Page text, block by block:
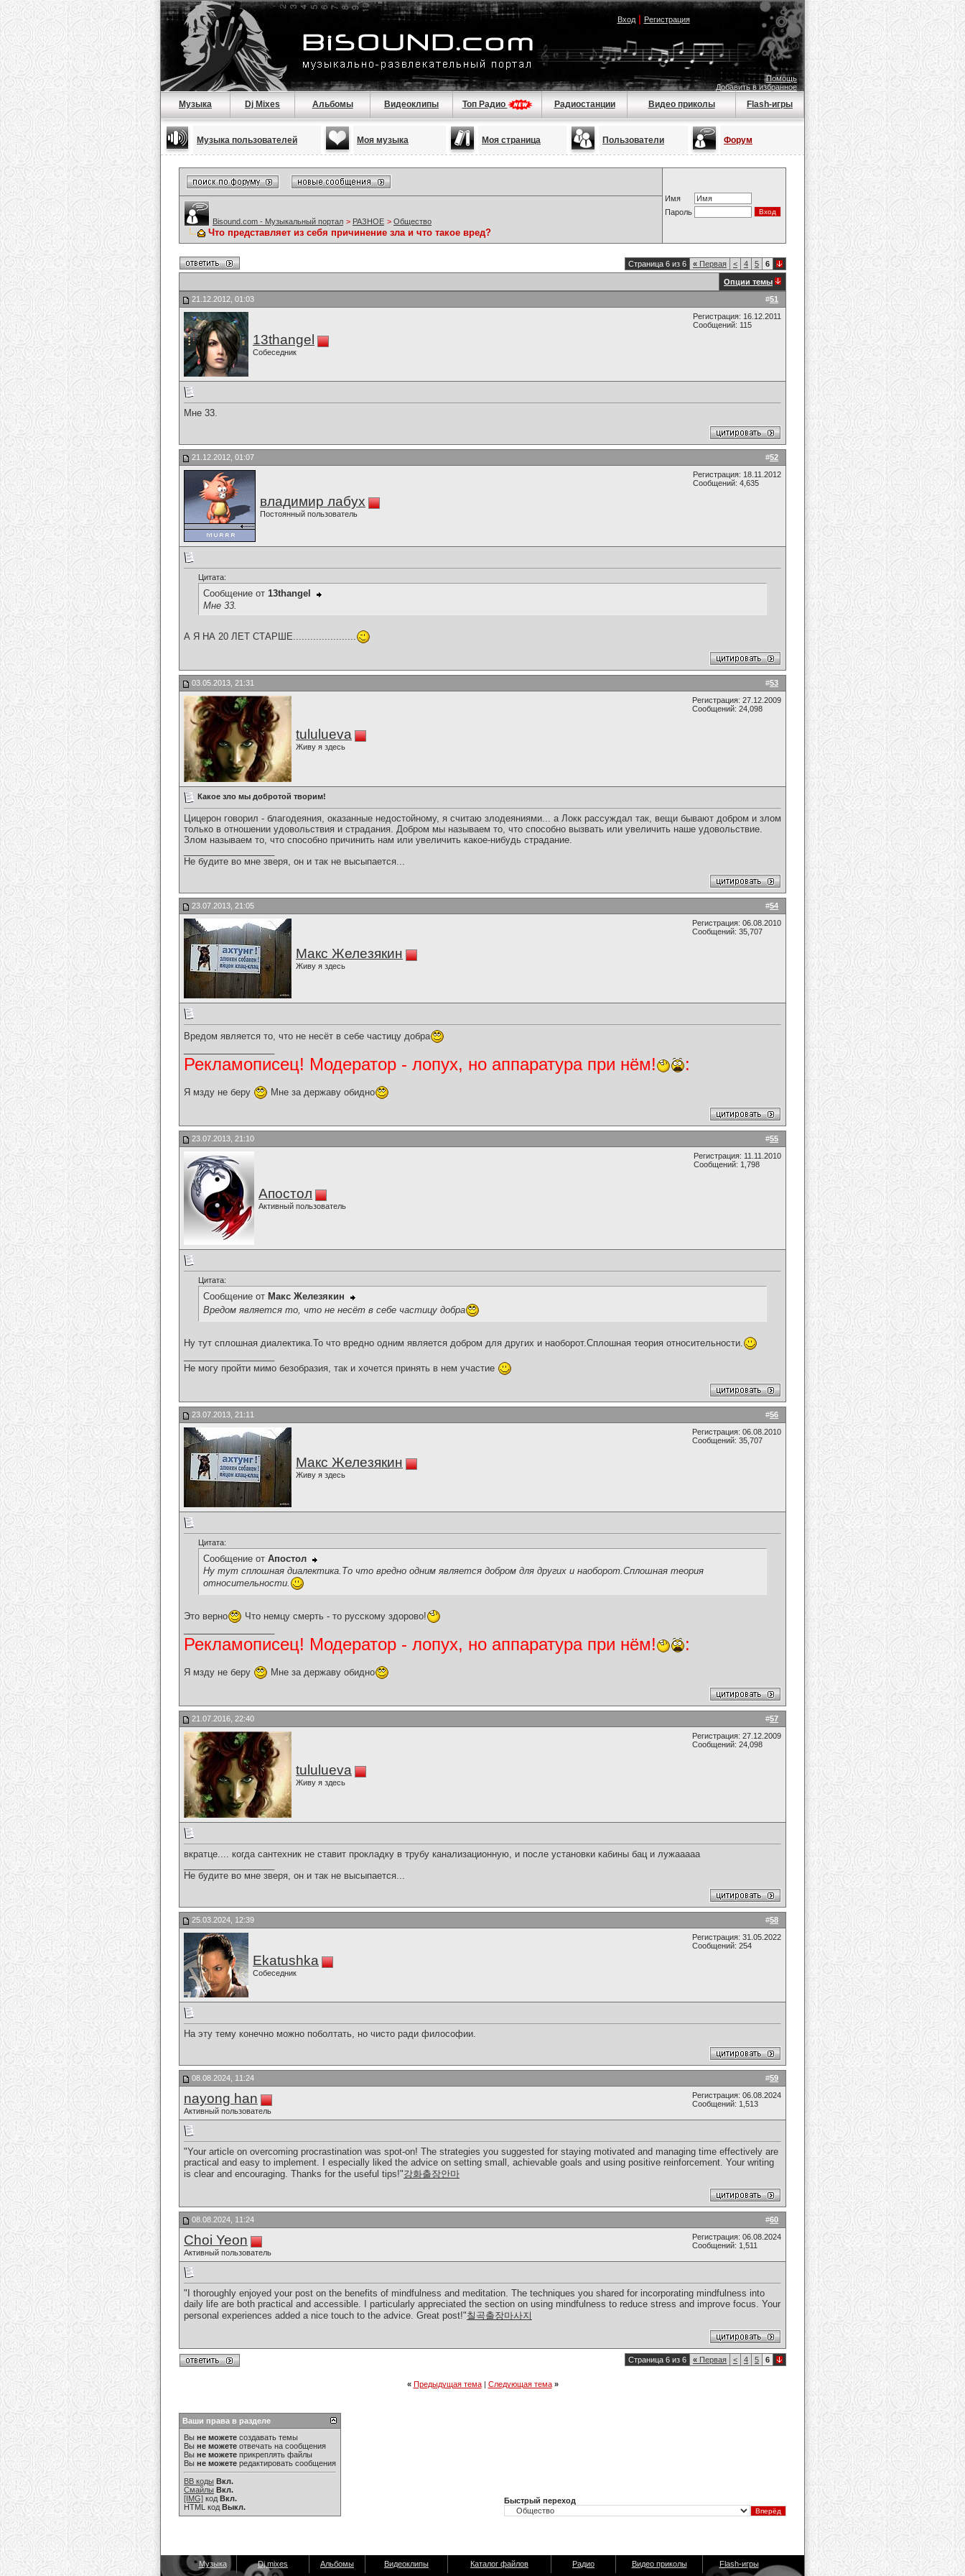
Вход| Регистрация
Помощь
Добавить в избранное
Музыка Dj Mixes Альбомы Видеоклипы Топ Радио Радиостанции Видео приколы Flash-игры
Музыка пользователей Моя музыка Моя страница Пользователи Форум
Имя
Пароль
Bisound.com - Музыкальный портал > РАЗНОЕ > Общество
Что представляет из себя причинение зла и что такое вред?
Страница 6 из 6 « Первая < 4 5 6
Опции темы
#51
21.12.2012, 01:03
13thangel
Собеседник
Регистрация: 16.12.2011
Сообщений: 115
Мне 33.
#52
21.12.2012, 01:07
владимир лабух
Постоянный пользователь
Регистрация: 18.11.2012
Сообщений: 4,635
Цитата:
Сообщение от 13thangel
Мне 33.
А Я НА 20 ЛЕТ СТАРШЕ......................
#53
03.05.2013, 21:31
tululueva
Живу я здесь
Регистрация: 27.12.2009
Сообщений: 24,098
Какое зло мы добротой творим!
Цицерон говорил - благодеяния, оказанные недостойному, я считаю злодеяниями... а Локк рассуждал так, вещи бывают добром и злом
только в отношении удовольствия и страдания. Добром мы называем то, что способно вызвать или увеличить наше удовольствие.
Злом называем то, что способно причинить нам или увеличить какое-нибудь страдание.
Не будите во мне зверя, он и так не высыпается...
#54
23.07.2013, 21:05
Макс Железякин
Живу я здесь
Регистрация: 06.08.2010
Сообщений: 35,707
Вредом является то, что не несёт в себе частицу добра
Рекламописец! Модератор - лопух, но аппаратура при нём! :
Я мзду не беру Мне за державу обидно
#55
23.07.2013, 21:10
Апостол
Активный пользователь
Регистрация: 11.11.2010
Сообщений: 1,798
Цитата:
Сообщение от Макс Железякин
Вредом является то, что не несёт в себе частицу добра
Ну тут сплошная диалектика.То что вредно одним является добром для других и наоборот.Сплошная теория относительности.
Не могу пройти мимо безобразия, так и хочется принять в нем участие
#56
23.07.2013, 21:11
Макс Железякин
Живу я здесь
Регистрация: 06.08.2010
Сообщений: 35,707
Цитата:
Сообщение от Апостол
Ну тут сплошная диалектика.То что вредно одним является добром для других и наоборот.Сплошная теория
относительности.
Это верно
Что немцу смерть - то русскому здорово!
Рекламописец! Модератор - лопух, но аппаратура при нём! :
Я мзду не беру Мне за державу обидно
#57
21.07.2016, 22:40
tululueva
Живу я здесь
Регистрация: 27.12.2009
Сообщений: 24,098
вкратце.... когда сантехник не ставит прокладку в трубу канализационную, и после установки кабины бац и лужааааа
Не будите во мне зверя, он и так не высыпается...
#58
25.03.2024, 12:39
Ekatushka
Собеседник
Регистрация: 31.05.2022
Сообщений: 254
На эту тему конечно можно поболтать, но чисто ради философии.
#59
08.08.2024, 11:24
nayong han
Активный пользователь
Регистрация: 06.08.2024
Сообщений: 1,513
"Your article on overcoming procrastination was spot-on! The strategies you suggested for staying motivated and managing time effectively are
practical and easy to implement. I especially liked the advice on setting small, achievable goals and using positive reinforcement. Your writing
is clear and encouraging. Thanks for the useful tips!"강화출장안마
#60
08.08.2024, 11:24
Choi Yeon
Активный пользователь
Регистрация: 06.08.2024
Сообщений: 1,511
"I thoroughly enjoyed your post on the benefits of mindfulness and meditation. The techniques you shared for incorporating mindfulness into
daily life are both practical and accessible. I particularly appreciated the section on using mindfulness to reduce stress and improve focus. Your
personal experiences added a nice touch to the advice. Great post!"칠곡출장마사지
Страница 6 из 6 « Первая < 4 5 6
« Предыдущая тема| Следующая тема »
Ваши права в разделе
Вы не можете создавать темы
Вы не можете отвечать на сообщения
Вы не можете прикреплять файлы
Вы не можете редактировать сообщения
BB коды Вкл.
Смайлы Вкл.
[IMG] код Вкл.
HTML код Выкл.
Быстрый переход
Музыка Dj mixes Альбомы Видеоклипы Каталог файлов Радио Видео приколы Flash-игры